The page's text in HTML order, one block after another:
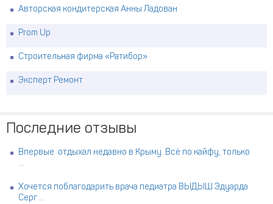
Авторская кондитерская Анны Ладован
Prom Up
Строительная фирма «Ратибор»
Эксперт Ремонт
Последние отзывы
Впервые отдыхал недавно в Крыму. Всё по кайфу, только
...
Хочется поблагодарить врача педиатра ВЫДЫШ Эдуарда
Серг ...